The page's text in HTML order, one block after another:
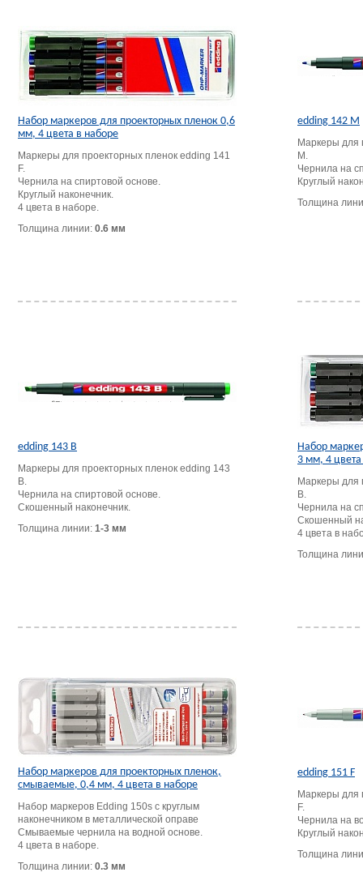
Набор маркеров для проекторных пленок 0,6
мм, 4 цвета в наборе
Маркеры для проекторных пленок edding 141
F.
Чернила на спиртовой основе.
Круглый наконечник.
4 цвета в наборе.
Толщина линии: 0.6 мм
edding 142 M
Маркеры для
M.
Чернила на
Круглый
Толщина
edding 143 B
Маркеры для проекторных пленок edding 143
B.
Чернила на спиртовой основе.
Скошенный наконечник.
Толщина линии: 1-3 мм
Набор
3 мм, 4
Маркеры для
B.
Чернила на
Скошенный
4 цвета в
Толщина
Набор маркеров для проекторных пленок,
смываемые, 0,4 мм, 4 цвета в наборе
Набор маркеров Edding 150s с круглым
наконечником в металлической оправе
Смываемые чернила на водной основе.
4 цвета в наборе.
Толщина линии: 0.3 мм
edding 151 F
Маркеры для
F.
Чернила на
Круглый
Толщина